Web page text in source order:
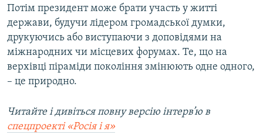
Потім президент може брати участь у житті
держави, будучи лідером громадської думки,
друкуючись або виступаючи з доповідями на
міжнародних чи місцевих форумах. Те, що на
верхівці піраміди покоління змінюють одне одного,
– це природно.
Читайте і дивітьсяповну версію інтерв’ю в
спецпроекті «Росія і я»